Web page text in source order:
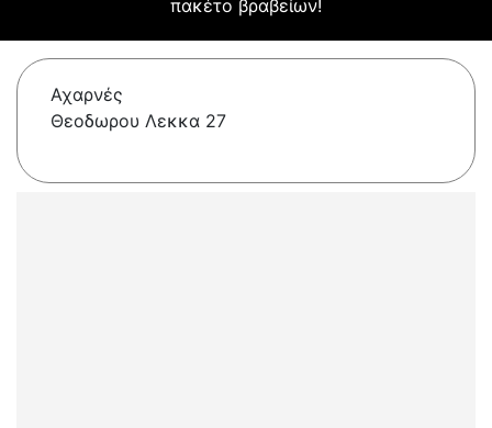
πακέτο βραβείων!
Αχαρνές
Θεοδωρου Λεκκα 27